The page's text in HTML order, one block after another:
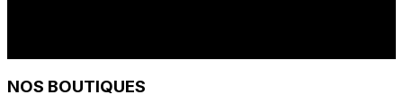
NOS BOUTIQUES